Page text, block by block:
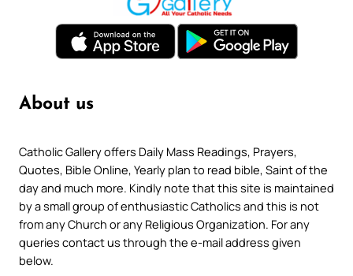
About us
Catholic Gallery offers Daily Mass Readings, Prayers,
Quotes, Bible Online, Yearly plan to read bible, Saint of the
day and much more. Kindly note that this site is maintained
by a small group of enthusiastic Catholics and this is not
from any Church or any Religious Organization. For any
queries contact us through the e-mail address given
below.